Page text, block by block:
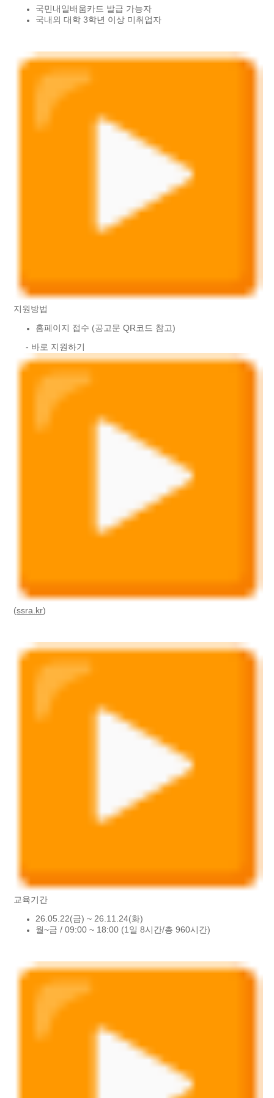
국민내일배움카드 발급 가능자
국내외 대학 3학년 이상 미취업자
지원방법
홈페이지 접수 (공고문 QR코드 참고)
- 바로 지원하기
(ssra.kr)
교육기간
26.05.22(금) ~ 26.11.24(화)
월~금 / 09:00 ~ 18:00 (1일 8시간/총 960시간)